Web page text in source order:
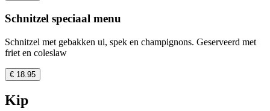
Schnitzel speciaal menu
Schnitzel met gebakken ui, spek en champignons. Geserveerd met
friet en coleslaw
€ 18.95
Kip